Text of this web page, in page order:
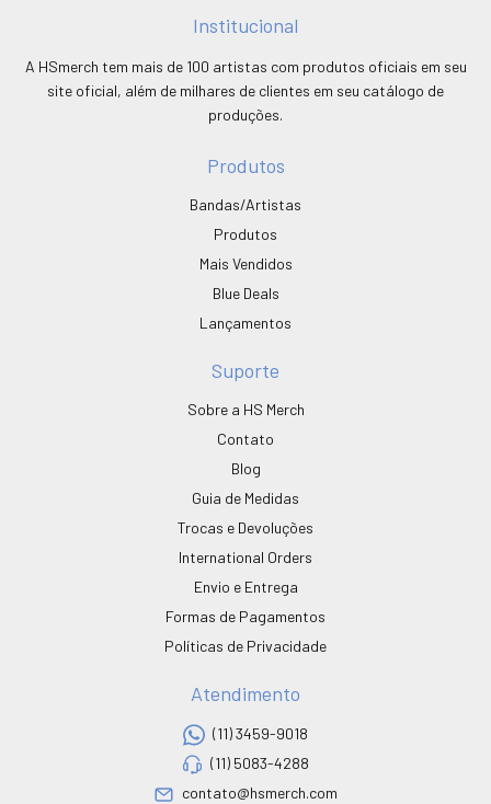
Institucional
A HSmerch tem mais de 100 artistas com produtos oficiais em seu
site oficial, além de milhares de clientes em seu catálogo de
produções.
Produtos
Bandas/Artistas
Produtos
Mais Vendidos
Blue Deals
Lançamentos
Suporte
Sobre a HS Merch
Contato
Blog
Guia de Medidas
Trocas e Devoluções
International Orders
Envio e Entrega
Formas de Pagamentos
Políticas de Privacidade
Atendimento
(11) 3459-9018
(11) 5083-4288
contato@hsmerch.com